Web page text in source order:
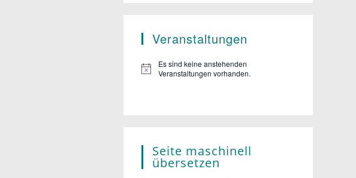
Veranstaltungen
Es sind keine anstehenden
Veranstaltungen vorhanden.
Seite maschinell
übersetzen